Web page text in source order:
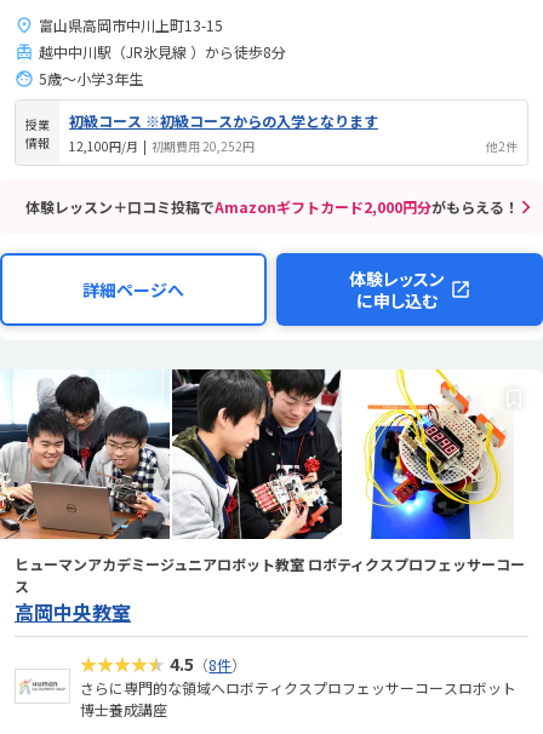
富山県高岡市中川上町13-15
越中中川駅（JR氷見線 ）から徒歩8分
5歳〜小学3年生
授業
情報
初級コース ※初級コースからの入学となります
12,100円/月 | 初期費用 20,252円 他2件
体験レッスン＋口コミ投稿でAmazonギフトカード2,000円分がもらえる！
詳細ページへ
体験レッスン
に申し込む
ヒューマンアカデミージュニアロボット教室 ロボティクスプロフェッサーコー
ス
高岡中央教室
★★★★★ 4.5 （8件）
さらに専門的な領域へロボティクスプロフェッサーコースロボット
博士養成講座